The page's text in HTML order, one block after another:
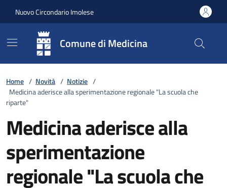
Nuovo Circondario Imolese
Comune di Medicina
Home / Novità / Notizie /
Medicina aderisce alla sperimentazione regionale "La scuola che
riparte"
Medicina aderisce alla
sperimentazione
regionale "La scuola che